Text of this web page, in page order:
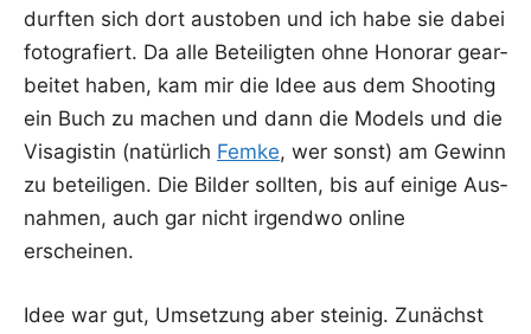
durf­ten sich dort aus­to­ben und ich habe sie dabei
foto­gra­fiert. Da alle Betei­lig­ten ohne Hono­rar gear­
bei­tet haben, kam mir die Idee aus dem Shoo­ting
ein Buch zu machen und dann die Models und die
Visa­gis­tin (natür­lich Fem­ke, wer sonst) am Gewinn
zu betei­li­gen. Die Bil­der soll­ten, bis auf eini­ge Aus­
nah­men, auch gar nicht irgend­wo online
erscheinen.
Idee war gut, Umset­zung aber stei­nig. Zunächst